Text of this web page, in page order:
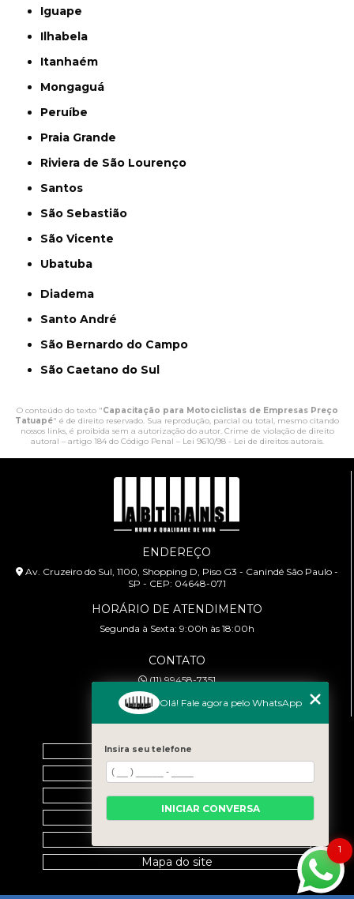
Iguape
Ilhabela
Itanhaém
Mongaguá
Peruíbe
Praia Grande
Riviera de São Lourenço
Santos
São Sebastião
São Vicente
Ubatuba
Diadema
Santo André
São Bernardo do Campo
São Caetano do Sul
O conteúdo do texto "Capacitação para Motociclistas de Empresas Preço
Tatuapé" é de direito reservado. Sua reprodução, parcial ou total, mesmo citando
nossos links, é proibida sem a autorização do autor. Crime de violação de direito
autoral – artigo 184 do Código Penal – Lei 9610/98 - Lei de direitos autorais.
ENDEREÇO
Av. Cruzeiro do Sul, 1100, Shopping D, Piso G3 - Canindé São Paulo -
SP - CEP: 04648-071
HORÁRIO DE ATENDIMENTO
Segunda à Sexta: 9:00h às 18:00h
CONTATO
(11) 99458-7351
cursoabtrans@gmail.com
Home
Empresa
Galeria
Contato
Mapa do site
1
Olá! Fale agora pelo WhatsApp
Insira seu telefone
INICIAR CONVERSA